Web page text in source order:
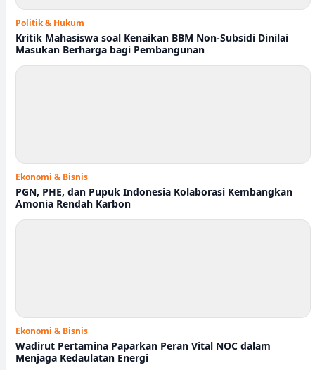
Politik & Hukum
Kritik Mahasiswa soal Kenaikan BBM Non-Subsidi Dinilai
Masukan Berharga bagi Pembangunan
Ekonomi & Bisnis
PGN, PHE, dan Pupuk Indonesia Kolaborasi Kembangkan
Amonia Rendah Karbon
Ekonomi & Bisnis
Wadirut Pertamina Paparkan Peran Vital NOC dalam
Menjaga Kedaulatan Energi